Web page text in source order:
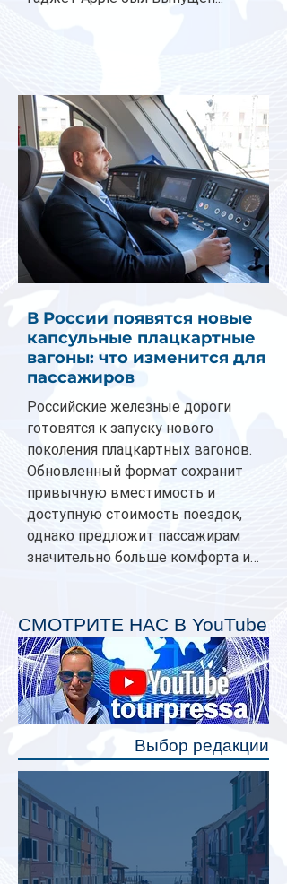
В России появятся новые
капсульные плацкартные
вагоны: что изменится для
пассажиров
Российские железные дороги
готовятся к запуску нового
поколения плацкартных вагонов.
Обновленный формат сохранит
привычную вместимость и
доступную стоимость поездок,
однако предложит пассажирам
значительно больше комфорта и
планируется начать в 2027 году.
Одним из главных нововведений
станут индивидуальные шторки у
каждого спального места. Они
позволят пассажирам закрыть свою
полку во время сна или отдыха,
СМОТРИТЕ НАС В YouTube
Выбор редакции